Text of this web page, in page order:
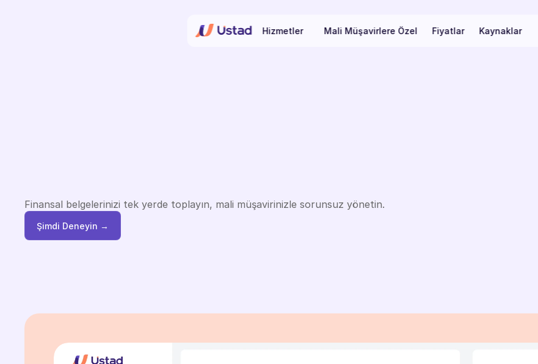
Hizmetler Mali Müşavirlere Özel Fiyatlar Kaynaklar
Finansal belgelerinizi tek yerde toplayın, mali müşavirinizle sorunsuz yönetin.
Şimdi Deneyin →
Şimdi Deneyin →